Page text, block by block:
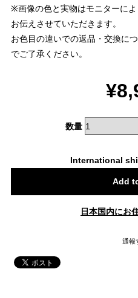
※画像の色と実物はモニターに
お伝えさせていただきます。
お色目の違いでの返品・交換に
でご了承ください。
数量
International
Add
日本国内にお
通報